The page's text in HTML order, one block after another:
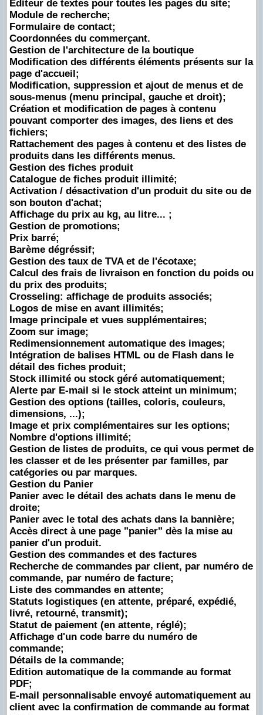
Editeur de textes pour toutes les pages du site;
Module de recherche;
Formulaire de contact;
Coordonnées du commerçant.
Gestion de l'architecture de la boutique
Modification des différents éléments présents sur la
page d'accueil;
Modification, suppression et ajout de menus et de
sous-menus (menu principal, gauche et droit);
Création et modification de pages à contenu
pouvant comporter des images, des liens et des
fichiers;
Rattachement des pages à contenu et des listes de
produits dans les différents menus.
Gestion des fiches produit
Catalogue de fiches produit illimité;
Activation / désactivation d'un produit du site ou de
son bouton d'achat;
Affichage du prix au kg, au litre... ;
Gestion de promotions;
Prix barré;
Barème dégréssif;
Gestion des taux de TVA et de l'écotaxe;
Calcul des frais de livraison en fonction du poids ou
du prix des produits;
Crosseling: affichage de produits associés;
Logos de mise en avant illimités;
Image principale et vues supplémentaires;
Zoom sur image;
Redimensionnement automatique des images;
Intégration de balises HTML ou de Flash dans le
détail des fiches produit;
Stock illimité ou stock géré automatiquement;
Alerte par E-mail si le stock atteint un minimum;
Gestion des options (tailles, coloris, couleurs,
dimensions, ...);
Image et prix complémentaires sur les options;
Nombre d'options illimité;
Gestion de listes de produits, ce qui vous permet de
les classer et de les présenter par familles, par
catégories ou par marques.
Gestion du Panier
Panier avec le détail des achats dans le menu de
droite;
Panier avec le total des achats dans la bannière;
Accès direct à une page "panier" dès la mise au
panier d'un produit.
Gestion des commandes et des factures
Recherche de commandes par client, par numéro de
commande, par numéro de facture;
Liste des commandes en attente;
Statuts logistiques (en attente, préparé, expédié,
livré, retourné, transmit);
Statut de paiement (en attente, réglé);
Affichage d'un code barre du numéro de
commande;
Détails de la commande;
Edition automatique de la commande au format
PDF;
E-mail personnalisable envoyé automatiquement au
client avec la confirmation de commande au format